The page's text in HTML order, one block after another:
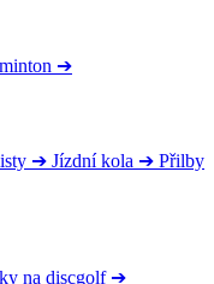
➔
➔ Jízdní kola ➔ Přilby
na discgolf ➔